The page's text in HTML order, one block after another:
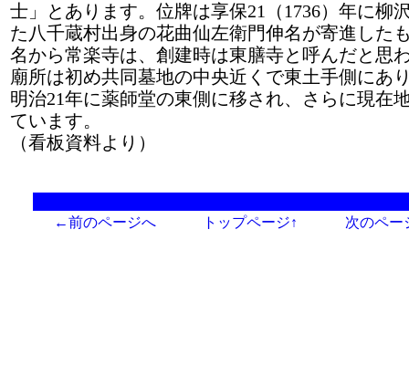
士」とあります。位牌は享保21（1736）年に柳
た八千蔵村出身の花曲仙左衛門伸名が寄進した
名から常楽寺は、創建時は東膳寺と呼んだと思
廟所は初め共同墓地の中央近くで東土手側にあ
明治21年に薬師堂の東側に移され、さらに現在
ています。
（看板資料より）
←前のページへ トップページ↑ 次のペ